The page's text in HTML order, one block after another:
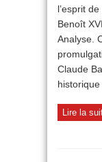
l’esprit
Benoît
Analyse.
Claude
historique
Lire la